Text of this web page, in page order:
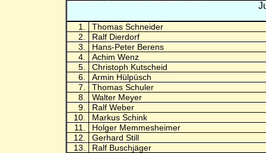
1.
Thomas Schneider
2.
Ralf Dierdorf
3.
Hans-Peter Berens
4.
Achim Wenz
5.
Christoph Kutscheid
6.
Armin Hülpüsch
7.
Thomas Schuler
8.
Walter Meyer
9.
Ralf Weber
10.
Markus Schink
11.
Holger Memmesheimer
12.
Gerhard Still
13.
Ralf Buschjäger